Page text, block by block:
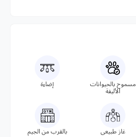
مسموح بالحيوانات
الأليفة
إضاءة
غاز طبيعى بالقرب من الجيم